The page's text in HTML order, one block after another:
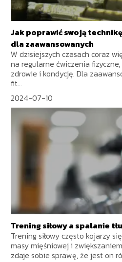
Jak poprawić swoją
dla zaawansowanych
W dzisiejszych czasach coraz
na regularne ćwiczenia
zdrowie i kondycję. Dla
fit...
2024-07-10
Trening siłowy a spalanie
Trening siłowy często kojarzy
masy mięśniowej i
zdaje sobie sprawę, że jest on